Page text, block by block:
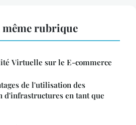
rubrique
Virtuelle sur le E-commerce
de l'utilisation des
d'infrastructures en tant que